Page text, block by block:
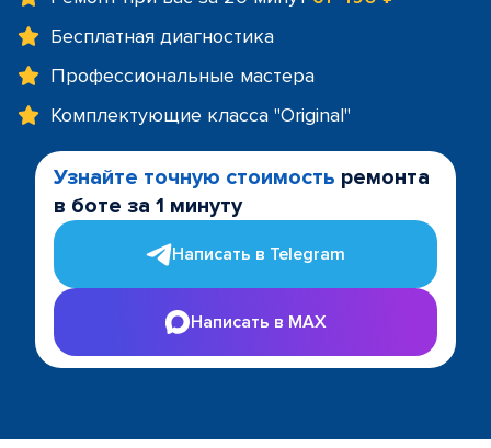
Бесплатная диагностика
Профессиональные мастера
Комплектующие класса "Original"
Узнайте точную стоимость ремонта
в боте за 1 минуту
Написать в Telegram
Написать в MAX